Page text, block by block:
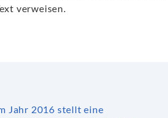
verweisen.
Jahr 2016 stellt eine